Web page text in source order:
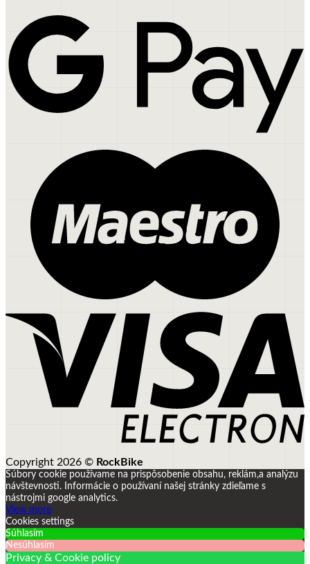
Copyright 2026 © RockBike
Súbory cookie používame na prispôsobenie obsahu, reklám,a analýzu
návštevnosti.
Informácie o používaní našej stránky zdieľame s
nástrojmi google analytics.
View more
Cookies settings
Súhlasím
Nesúhlasím
Privacy & Cookie policy